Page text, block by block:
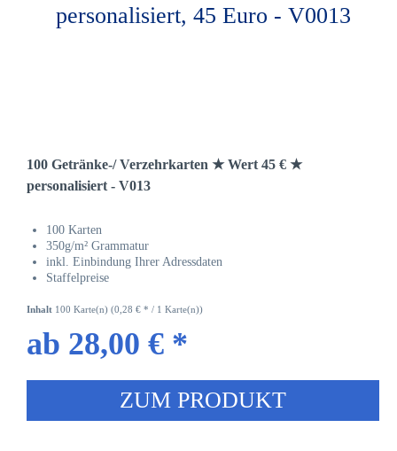
100 Getränke-/ Verzehrkarten ★ Wert 45 € ★
personalisiert - V013
100 Karten
350g/m² Grammatur
inkl. Einbindung Ihrer Adressdaten
Staffelpreise
Inhalt 100 Karte(n) (0,28 € * / 1 Karte(n))
ab 28,00 € *
ZUM PRODUKT